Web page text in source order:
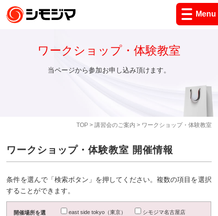
Menu
TOP> 講習会のご案内 > ワークショップ・体験教室
ワークショップ・体験教室
当ページから参加お申し込み頂けます。
ワークショップ・体験教室 開催情報
条件を選んで「検索ボタン」を押してください。複数の項目を選択
することができます。
開催場所を選
east side tokyo（東京）
シモジマ名古屋店